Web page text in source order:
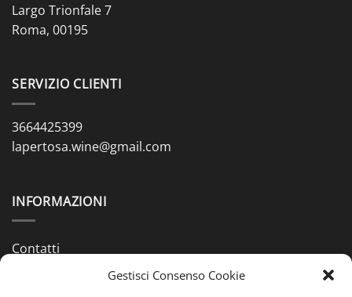
Gestisci Consenso Cookie
Largo Trionfale 7
Roma, 00195
SERVIZIO CLIENTI
3664425399
lapertosa.wine@gmail.com
INFORMAZIONI
Contatti